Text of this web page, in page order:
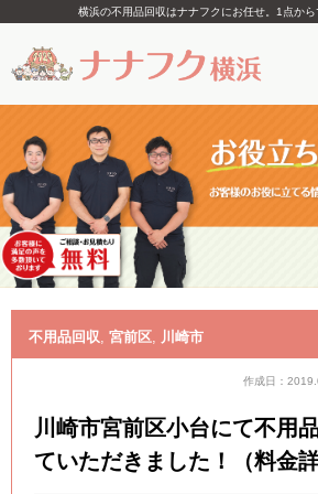
横浜の不用品回収はナナフクにお任せ。1点から
不用品回収, 宮前区, 川崎市
作成日：
川崎市宮前区小台にて不用
ていただきました！（料金詳